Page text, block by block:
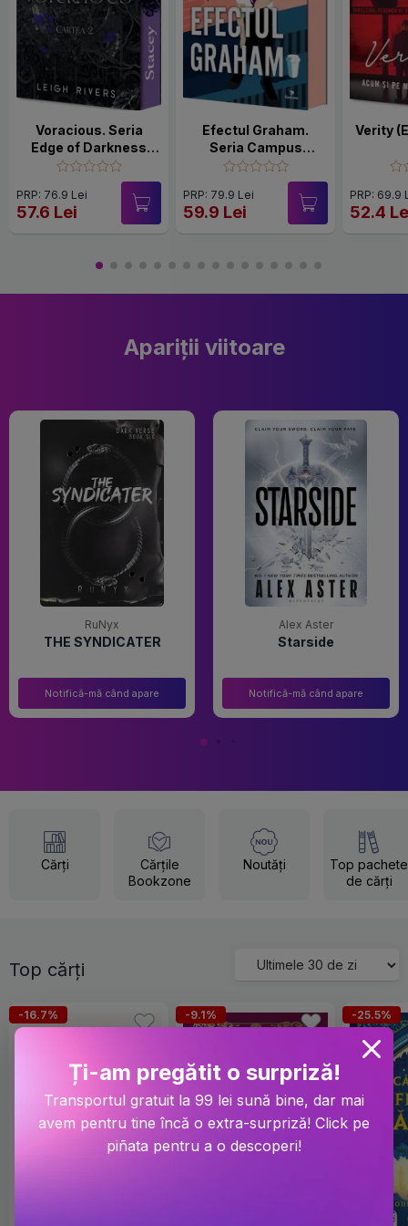
Voracious. Seria
Edge of Darkness
Vol.2
PRP: 76.9 Lei
57.6 Lei
Efectul Graham.
Seria Campus
Diaries Vol.1
PRP: 79.9 Lei
59.9 Lei
Verity
PRP: 69.9
52.4
Apariții viitoare
RuNyx
THE SYNDICATER
Notifică-mă când apare
Alex Aster
Starside
Notifică-mă când apare
Cărți
Cărțile
Bookzone
Noutăți
Top pachete
de cărți
Top cărți
-16.7% -9.1% -25.5%
Ți-am pregătit o surpriză!
Transportul gratuit la 99 lei sună bine, dar mai
avem pentru tine încă o extra-surpriză! Click pe
piñata pentru a o descoperi!